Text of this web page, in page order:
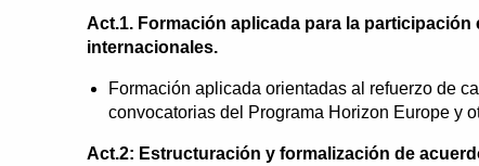
Act.1. Formación aplicada para la
internacionales.
Formación aplicada orientadas al refuerzo de
convocatorias del Programa Horizon Europe y
Act.2: Estructuración y formalización de